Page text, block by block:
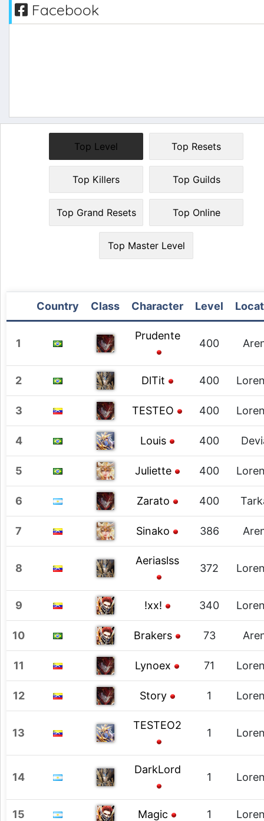
Facebook
Top Level Top Resets
Top Killers Top Guilds
Top Grand Resets Top Online
Top Master Level
Country Class Character Level
1
Prudente
400
2 DlTit 400
3 TESTEO 400
4 Louis 400
5 Juliette 400
6 Zarato 400
7 Sinako 386
8
Aeriaslss
372
9 !xx! 340
10 Brakers 73
11 Lynoex 71
12 Story 1
13
TESTEO2
1
14
DarkLord
1
15 Magic 1